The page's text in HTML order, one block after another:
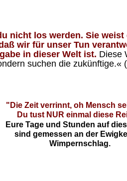
nicht los werden. Sie
wir für unser Tun
in dieser Welt ist. Diese
suchen die zukünftige.«
"Die Zeit verrinnt, oh Mensch
Du tust NUR einmal diese
Eure Tage und Stunden auf
sind gemessen an der
Wimpernschlag.